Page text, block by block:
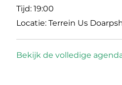
Tijd: 19:00
Locatie: Terrein Us
Bekijk de volledige